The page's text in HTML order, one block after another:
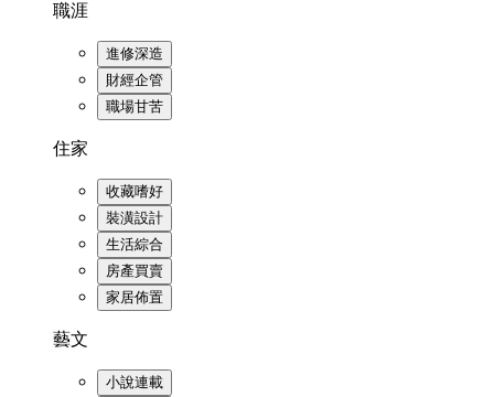
職涯
進修深造
財經企管
職場甘苦
住家
收藏嗜好
裝潢設計
生活綜合
房產買賣
家居佈置
藝文
小說連載